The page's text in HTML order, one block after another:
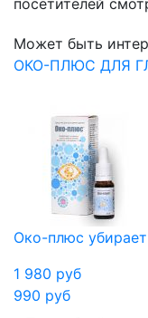
посетителей
Может быть
ОКО-ПЛЮС ДЛЯ
Око-плюс
1 980 руб
990 руб